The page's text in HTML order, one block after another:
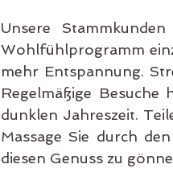
Unsere
Wohlfühlprogramm
mehr Entspannung.
Regelmäßige
dunklen Jahreszeit.
Massage Sie durch
diesen Genuss zu